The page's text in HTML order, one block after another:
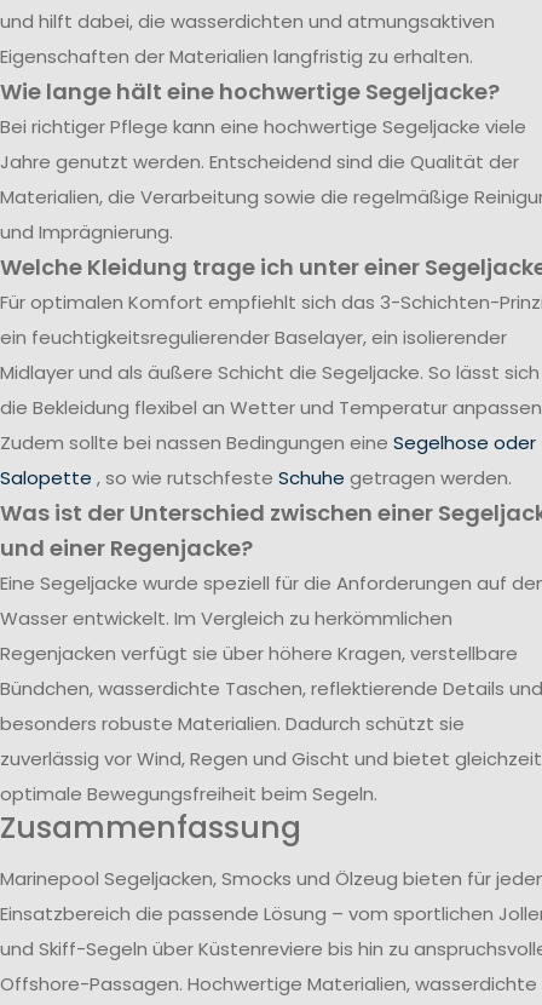
und hilft dabei, die wasserdichten und atmungsaktiven
Eigenschaften der Materialien langfristig zu erhalten.
Wie lange hält eine hochwertige Segeljacke?
Bei richtiger Pflege kann eine hochwertige Segeljacke viele
Jahre genutzt werden. Entscheidend sind die Qualität der
Materialien, die Verarbeitung sowie die regelmäßige
und Imprägnierung.
Welche Kleidung trage ich unter einer
Für optimalen Komfort empfiehlt sich das 3-Schichten-
ein feuchtigkeitsregulierender Baselayer, ein isolierender
Midlayer und als äußere Schicht die Segeljacke. So lässt sich
die Bekleidung flexibel an Wetter und Temperatur
Zudem sollte bei nassen Bedingungen eine Segelhose oder
Salopette , so wie rutschfeste Schuhe getragen werden.
Was ist der Unterschied zwischen einer
und einer Regenjacke?
Eine Segeljacke wurde speziell für die Anforderungen auf
Wasser entwickelt. Im Vergleich zu herkömmlichen
Regenjacken verfügt sie über höhere Kragen, verstellbare
Bündchen, wasserdichte Taschen, reflektierende Details und
besonders robuste Materialien. Dadurch schützt sie
zuverlässig vor Wind, Regen und Gischt und bietet
optimale Bewegungsfreiheit beim Segeln.
Zusammenfassung
Marinepool Segeljacken, Smocks und Ölzeug bieten für
Einsatzbereich die passende Lösung – vom sportlichen
und Skiff-Segeln über Küstenreviere bis hin zu
Offshore-Passagen. Hochwertige Materialien, wasserdichte